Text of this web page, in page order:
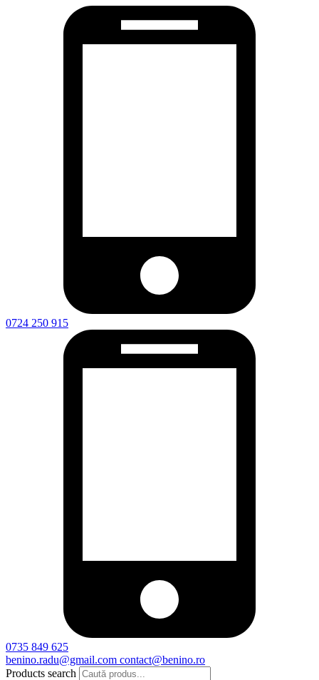
0724 250 915
0735 849 625
benino.radu@gmail.com contact@benino.ro
Products search